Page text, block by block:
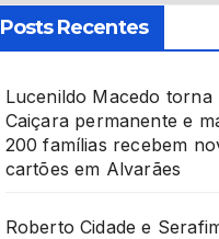
Posts Recentes
Lucenildo Macedo torna
Caiçara permanente e
200 famílias recebem
cartões em Alvarães
Roberto Cidade e